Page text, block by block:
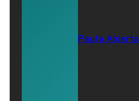
Pauta Abierta